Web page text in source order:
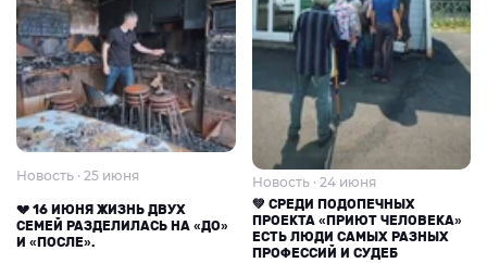
Новость · 25 июня
💔 16 ИЮНЯ ЖИЗНЬ ДВУХ
СЕМЕЙ РАЗДЕЛИЛАСЬ НА «ДО»
И «ПОСЛЕ».
Новость · 24 июня
💚 СРЕДИ ПОДОПЕЧНЫХ
ПРОЕКТА «ПРИЮТ ЧЕЛОВЕКА»
ЕСТЬ ЛЮДИ САМЫХ РАЗНЫХ
ПРОФЕССИЙ И СУДЕБ